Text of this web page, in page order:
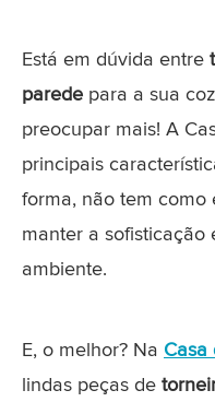
Está em dúvida entre
parede para a sua
preocupar mais! A
principais
forma, não tem como
manter a sofisticação
ambiente.
E, o melhor? Na Casa
lindas peças de